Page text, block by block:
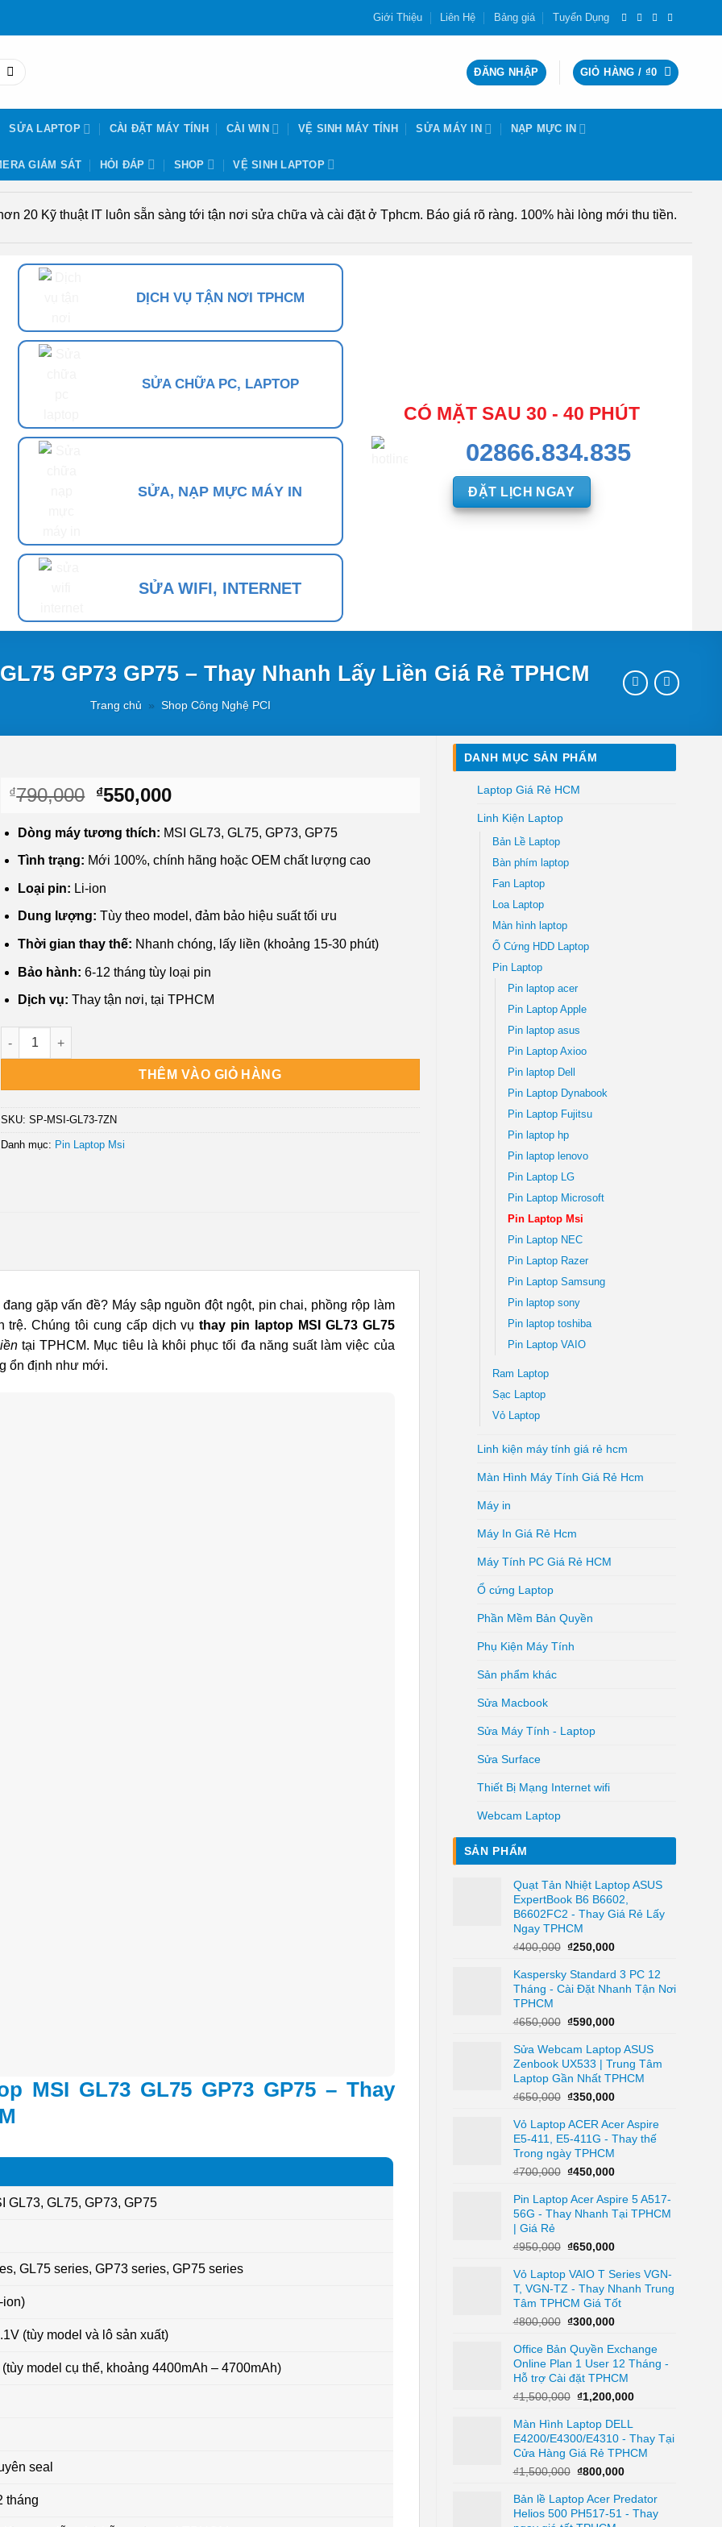
Giới Thiệu Liên Hệ Bảng giá Tuyển Dụng
ĐĂNG NHẬP GIỎ HÀNG / ₫0
SỬA LAPTOP CÀI ĐẶT MÁY TÍNH CÀI WIN VỆ SINH MÁY TÍNH SỬA MÁY IN NẠP MỰC IN
GIÁM SÁT HỎI ĐÁP SHOP VỆ SINH LAPTOP
20 Kỹ thuật IT luôn sẵn sàng tới tận nơi sửa chữa và cài đặt ở Tphcm. Báo giá rõ ràng. 100% hài lòng mới thu tiền.
DỊCH VỤ TẬN NƠI TPHCM
SỬA CHỮA PC, LAPTOP
SỬA, NẠP MỰC MÁY IN
SỬA WIFI, INTERNET
CÓ MẶT SAU 30 - 40 PHÚT
02866.834.835
ĐẶT LỊCH NGAY
GP73 GP75 – Thay Nhanh Lấy Liền Giá Rẻ TPHCM
Trang chủ » Shop Công Nghệ PCI
DANH MỤC SẢN PHẨM
Laptop Giá Rẻ HCM
Linh Kiện Laptop
Bản Lề Laptop
Bàn phím laptop
Fan Laptop
Loa Laptop
Màn hình laptop
Ổ Cứng HDD Laptop
Pin Laptop
Pin laptop acer
Pin Laptop Apple
Pin laptop asus
Pin Laptop Axioo
Pin laptop Dell
Pin Laptop Dynabook
Pin Laptop Fujitsu
Pin laptop hp
Pin laptop lenovo
Pin Laptop LG
Pin Laptop Microsoft
Pin Laptop Msi
Pin Laptop NEC
Pin Laptop Razer
Pin Laptop Samsung
Pin laptop sony
Pin laptop toshiba
Pin Laptop VAIO
Ram Laptop
Sạc Laptop
Vỏ Laptop
Linh kiện máy tính giá rẻ hcm
Màn Hình Máy Tính Giá Rẻ Hcm
Máy in
Máy In Giá Rẻ Hcm
Máy Tính PC Giá Rẻ HCM
Ổ cứng Laptop
Phần Mềm Bản Quyền
Phụ Kiện Máy Tính
Sản phẩm khác
Sửa Macbook
Sửa Máy Tính - Laptop
Sửa Surface
Thiết Bị Mạng Internet wifi
Webcam Laptop
SẢN PHẨM
Quạt Tản Nhiệt Laptop ASUS
ExpertBook B6 B6602,
B6602FC2 - Thay Giá Rẻ Lấy
Ngay TPHCM
₫400,000 Giá
là:
₫400,000.
₫250,000Giá
tại
là:
Kaspersky Standard 3 PC 12
Tháng - Cài Đặt Nhanh Tận Nơi
TPHCM
₫650,000 Giá
là:
₫650,000.
₫590,000Giá
tại
là:
₫590,000.
Sửa Webcam Laptop ASUS
Zenbook UX533 | Trung Tâm
Laptop Gần Nhất TPHCM
₫650,000 Giá
là:
₫650,000.
₫350,000Giá
tại
là:
Vỏ Laptop ACER Acer Aspire
E5-411, E5-411G - Thay thế
Trong ngày TPHCM
₫700,000 Giá
là:
₫700,000.
₫450,000Giá
tại
là:
Pin Laptop Acer Aspire 5 A517-
56G - Thay Nhanh Tại TPHCM
| Giá Rẻ
₫950,000 Giá
là:
₫950,000.
₫650,000Giá
tại
là:
₫650,000.
Vỏ Laptop VAIO T Series VGN-
T, VGN-TZ - Thay Nhanh Trung
Tâm TPHCM Giá Tốt
₫800,000 Giá
là:
₫800,000.
₫300,000Giá
tại
là:
₫300,000.
Office Bản Quyền Exchange
Online Plan 1 User 12 Tháng -
Hỗ trợ Cài đặt TPHCM
₫1,500,000 Giá
là:
₫1,500,000.
₫1,200,000Giá
tại
là:
₫1,200,000.
Màn Hình Laptop DELL
E4200/E4300/E4310 - Thay Tại
Cửa Hàng Giá Rẻ TPHCM
₫1,500,000 Giá
là:
₫1,500,000.
₫800,000Giá
tại
là:
Bản lề Laptop Acer Predator
Helios 500 PH517-51 - Thay
₫790,000 Giá
là:
₫790,000.
₫550,000Giá
tại
là:
₫550,000.
Dòng máy tương thích: MSI GL73, GL75, GP73, GP75
Tình trạng: Mới 100%, chính hãng hoặc OEM chất lượng cao
Loại pin: Li-ion
Dung lượng: Tùy theo model, đảm bảo hiệu suất tối ưu
Thời gian thay thế: Nhanh chóng, lấy liền (khoảng 15-30 phút)
Bảo hành: 6-12 tháng tùy loại pin
Dịch vụ: Thay tận nơi, tại TPHCM
Pin Laptop MSI GL73 GL75 GP73 GP75 - Thay Nhanh Lấy Liền Giá Rẻ TPHCM số lượng
THÊM VÀO GIỎ HÀNG
SKU:SP-MSI-GL73-7ZN
Danh mục: Pin Laptop Msi
gặp vấn đề? Máy sập nguồn đột ngột, pin chai, phồng rộp làm
trệ. Chúng tôi cung cấp dịch vụthay pin laptop MSI GL73 GL75
tại TPHCM. Mục tiêu là khôi phục tối đa năng suất làm việc của
ổn định như mới.
MSI GL73 GL75 GP73 GP75 – Thay
GL73, GL75, GP73, GP75
GL75 series, GP73 series, GP75 series
ion)
(tùy model và lô sản xuất)
model cụ thể, khoảng 4400mAh – 4700mAh)
seal
tháng